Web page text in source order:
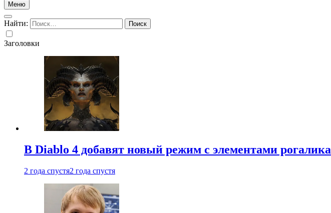
Меню
Найти:
Заголовки
В Diablo 4 добавят новый режим с элементами рогалика
2 года спустя2 года спустя